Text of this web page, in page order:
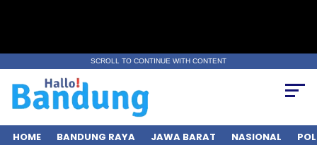
SCROLL TO CONTINUE WITH CONTENT
HOME BANDUNG RAYA JAWA BARAT NASIONAL